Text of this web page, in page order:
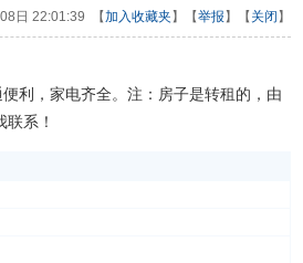
日 22:01:39 【加入收藏夹 】【举报 】【 关闭 】
利，家电齐全。注：房子是转租的，由
系！